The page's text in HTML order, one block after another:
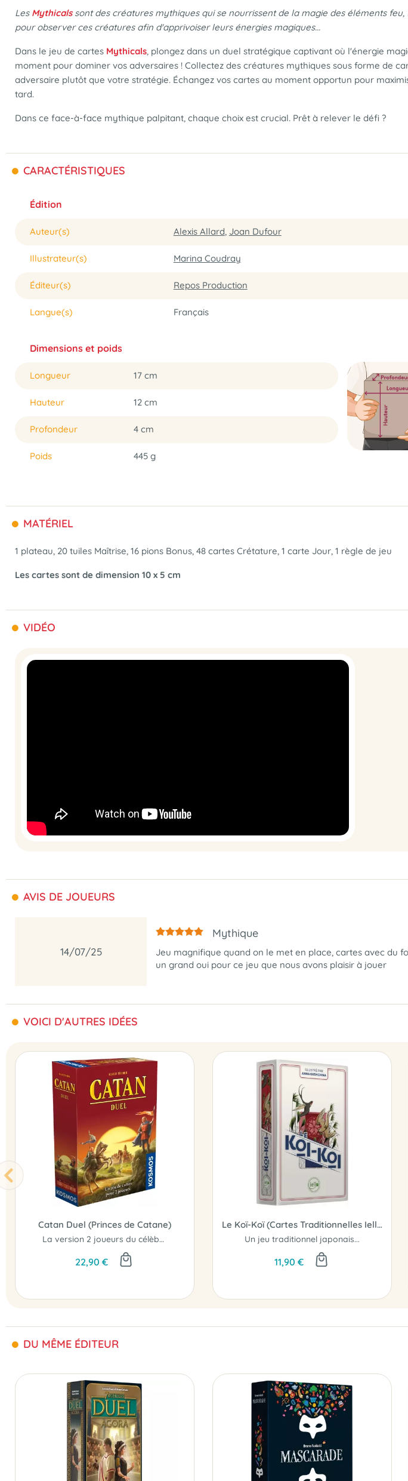
Les Mythicalssont des créatures mythiques qui se nourrissent de la magie des éléments
pour observer ces créatures afin d'apprivoiser leurs énergies magiques...
Dans le jeu de cartes Mythicals, plongez dans un duel stratégique captivant où l'énergie
moment pour dominer vos adversaires ! Collectez des créatures mythiques sous forme de
adversaire plutôt que votre stratégie. Échangez vos cartes au moment opportun pour
tard.
Dans ce face-à-face mythique palpitant, chaque choix est crucial. Prêt à relever le défi ?
CARACTÉRISTIQUES
Édition
Auteur(s) Alexis Allard, Joan Dufour
Illustrateur(s) Marina Coudray
Éditeur(s) Repos Production
Langue(s) Français
Dimensions et poids
Longueur 17 cm
Hauteur 12 cm
Profondeur 4 cm
Poids 445 g
MATÉRIEL
1 plateau, 20 tuiles Maîtrise, 16 pions Bonus, 48 cartes Crétature, 1 carte Jour, 1 règle de jeu
Les cartes sont de dimension 10 x 5 cm
VIDÉO
AVIS DE JOUEURS
14/07/25
Mythique
Jeu magnifique quand on le met en place, cartes avec du
un grand oui pour ce jeu que nous avons plaisir à jouer
VOICI D'AUTRES IDÉES
Catan Duel (Princes de Catane)
La version 2 joueurs du célèbre Catan...
22,90 €
Le Koï-Koï (Cartes Traditionnelles Iello)
Un jeu traditionnel japonais...
11,90 €
DU MÊME ÉDITEUR